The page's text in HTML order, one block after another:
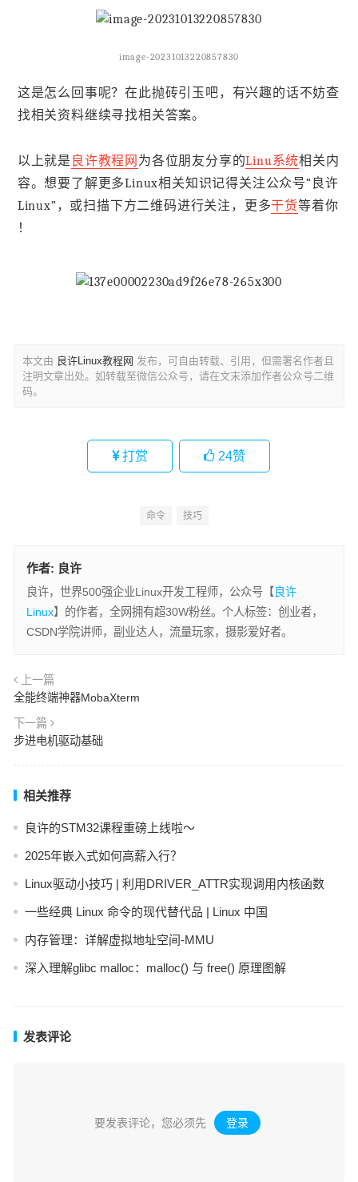
image-20231013220857830
这是怎么回事呢？在此抛砖引玉吧，有兴趣的话不妨查
找相关资料继续寻找相关答案。
以上就是 良许教程网 为各位朋友分享的Linu系统相关内
容。想要了解更多Linux相关知识记得关注公众号“良许
Linux”，或扫描下方二维码进行关注，更多干货等着你
！
本文由 良许Linux教程网 发布，可自由转载、引用，但需署名作者且
注明文章出处。如转载至微信公众号，请在文末添加作者公众号二维
码。
打赏 24赞
命令 技巧
作者: 良许
良许，世界500强企业Linux开发工程师，公众号【 良许
Linux】的作者，全网拥有超30W粉丝。个人标签：创业者，
CSDN学院讲师，副业达人，流量玩家，摄影爱好者。
上一篇
全能终端神器MobaXterm
下一篇
步进电机驱动基础
相关推荐
良许的STM32课程重磅上线啦～
2025年嵌入式如何高薪入行？
Linux驱动小技巧 | 利用DRIVER_ATTR实现调用内核函数
一些经典 Linux 命令的现代替代品 | Linux 中国
内存管理：详解虚拟地址空间-MMU
深入理解glibc malloc：malloc() 与 free() 原理图解
发表评论
要发表评论，您必须先 登录 。